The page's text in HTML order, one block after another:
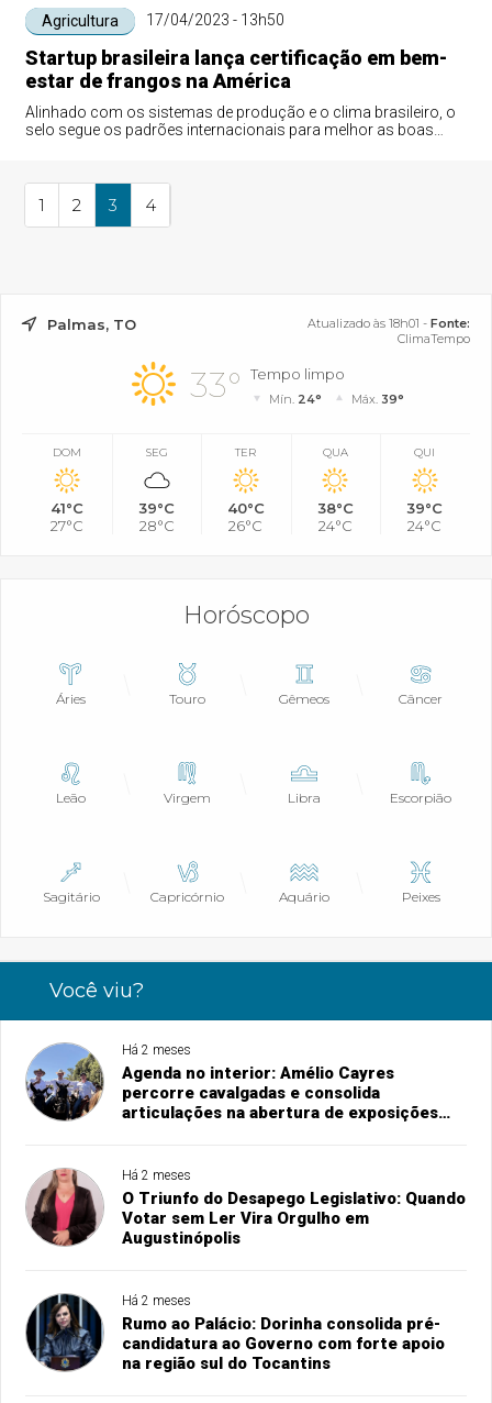
Agricultura 17/04/2023 - 13h50
Startup brasileira lança certificação em bem-
estar de frangos na América
Alinhado com os sistemas de produção e o clima brasileiro, o
selo segue os padrões internacionais para melhor as boas
1 2 3 4
Palmas, TO Atualizado às 18h01 - Fonte:
ClimaTempo
33° Tempo limpo
Mín. 24° Máx. 39°
DOM
41°C
27°C
SEG
39°C
28°C
TER
40°C
26°C
QUA
38°C
24°C
QUI
39°C
24°C
Horóscopo
Áries Touro Gêmeos Câncer
Leão Virgem Libra Escorpião
Sagitário Capricórnio Aquário Peixes
Você viu?
Há 2 meses
Agenda no interior: Amélio Cayres
percorre cavalgadas e consolida
articulações na abertura de exposições
Há 2 meses
O Triunfo do Desapego Legislativo: Quando
Votar sem Ler Vira Orgulho em
Augustinópolis
Há 2 meses
Rumo ao Palácio: Dorinha consolida pré-
candidatura ao Governo com forte apoio
na região sul do Tocantins